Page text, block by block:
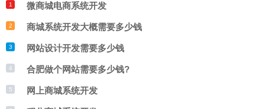
1 微商城电商系统开发
2 商城系统开发大概需要多少钱
3 网站设计开发需要多少钱
4 合肥做个网站需要多少钱?
5 网上商城系统开发